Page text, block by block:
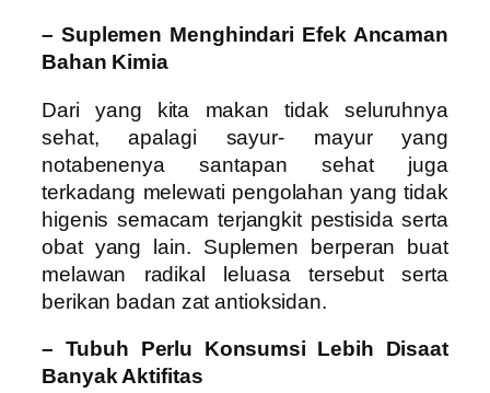
– Suplemen Menghindari Efek Ancaman
Bahan Kimia
Dari yang kita makan tidak seluruhnya
sehat, apalagi sayur- mayur yang
notabenenya santapan sehat juga
terkadang melewati pengolahan yang tidak
higenis semacam terjangkit pestisida serta
obat yang lain. Suplemen berperan buat
melawan radikal leluasa tersebut serta
berikan badan zat antioksidan.
– Tubuh Perlu Konsumsi Lebih Disaat
Banyak Aktifitas